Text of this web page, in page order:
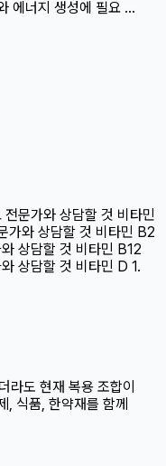
에너지 생성에 필요 ...
문가와 상담할 것 비타민
가와 상담할 것 비타민 B2
상담할 것 비타민 B12
상담할 것 비타민 D 1.
라도 현재 복용 조합이
, 식품, 한약재를 함께